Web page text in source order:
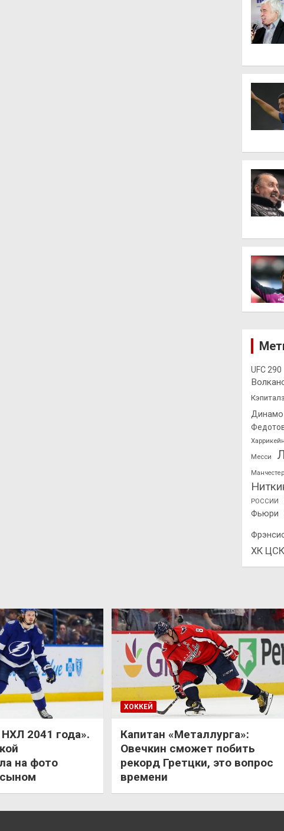
UFC 290
Кэпиталз
Динамо
Месси
РОССИИ
Фьюри
ХК
2041 года».
на фото
ХОККЕЙ
Капитан «Металлурга»:
Овечкин сможет побить
рекорд Гретцки, это вопрос
времени